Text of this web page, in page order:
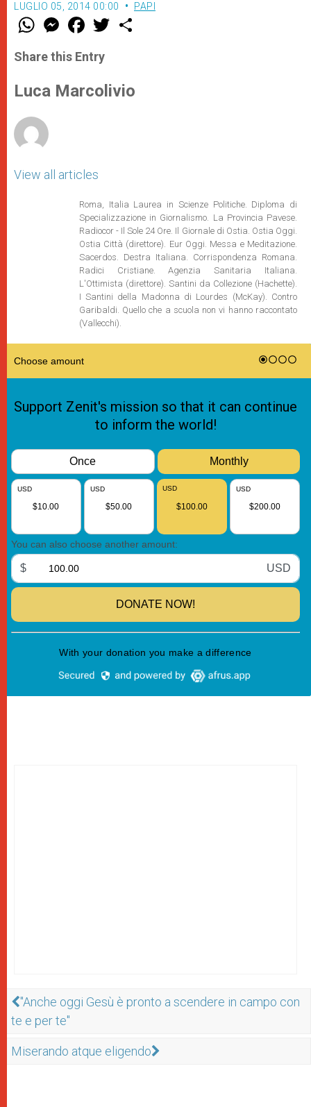
LUGLIO 05, 2014 00:00 PAPI
W
t
s
p
p
M
e
s
e
g
e
F
a
e
b
o
k
w
r
Share this Entry
Luca Marcolivio
View all articles
Roma, Italia Laurea in Scienze Politiche. Diploma di
Specializzazione in Giornalismo. La Provincia Pavese.
Radiocor - Il Sole 24 Ore. Il Giornale di Ostia. Ostia Oggi.
Ostia Città (direttore). Eur Oggi. Messa e Meditazione.
Sacerdos. Destra Italiana. Corrispondenza Romana.
Radici Cristiane. Agenzia Sanitaria Italiana.
L'Ottimista (direttore). Santini da Collezione (Hachette).
I Santini della Madonna di Lourdes (McKay). Contro
Garibaldi. Quello che a scuola non vi hanno raccontato
(Vallecchi).
"Anche oggi Gesù è pronto a scendere in campo con
te e per te"
Miserando atque eligendo